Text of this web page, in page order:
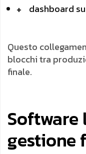
dashboard
Questo
blocchi tra
finale.
Software
gestione